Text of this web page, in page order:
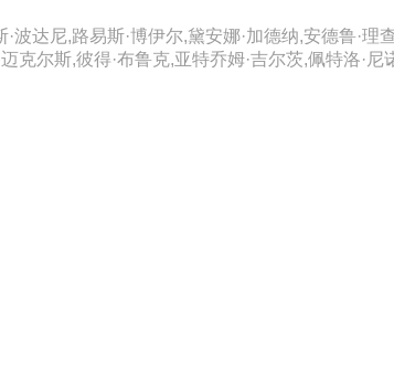
波达尼,路易斯·博伊尔,黛安娜·加德纳,安德鲁·理
克尔斯,彼得·布鲁克,亚特乔姆·吉尔茨,佩特洛·尼